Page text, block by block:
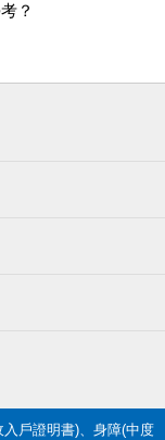
？
戶證明書)、身障(中度